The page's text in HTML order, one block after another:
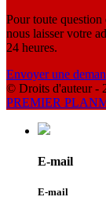
Pour toute
nous laisser votre
24 heures.
Envoyer une
© Droits d'auteur -
PREMIER PLAN
E-mail
E-mail